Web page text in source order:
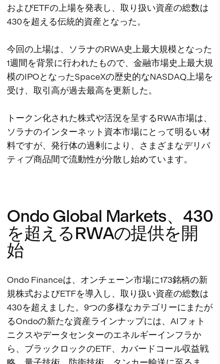
およびETFの上場を発表し、取り扱い資産の総数は
430を超える伝統的資産となった。
今回の上場は、ソラナのRWA史上最大規模となった
1週間を背景に行われたもので、金融市場史上最大規
模のIPOとなったSpaceXの歴史的なNASDAQ上場を
受け、取引高が過去最高を更新した。
トークン化された株式や活況を呈するRWA市場は、
ソラナのインターネット資本市場にとって明るい材
料ですが、発行体の過剰により、さまざまなデリバ
ティブ商品間で流動性が分散し始めています。
Ondo Global Markets、430
を超えるRWAの提供を開
始
Ondo Financeは、オンチェーン市場に173銘柄の新
規株式およびETFを導入し、取り扱い資産の総数は
430を超えました。9つの多様なカテゴリーにまたが
るOndoの新たな資産ラインナップには、AIフォト
ニクスやデータセンターのエネルギーインフラか
ら、ブラックロックのETF、カバードコール収益戦